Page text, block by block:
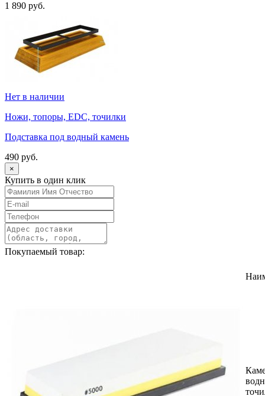
1 890 руб.
Нет в наличии
Ножи, топоры, EDC, точилки
Подставка под водный камень
490 руб.
×
Купить в один клик
Покупаемый товар: